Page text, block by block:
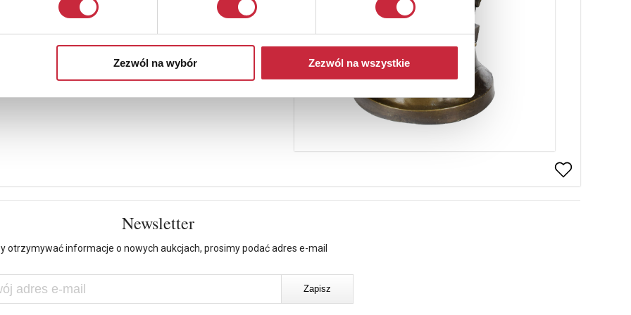
Zezwól na wybór Zezwól na wszystkie
Newsletter
otrzymywać informacje o nowych aukcjach, prosimy podać adres e-mail